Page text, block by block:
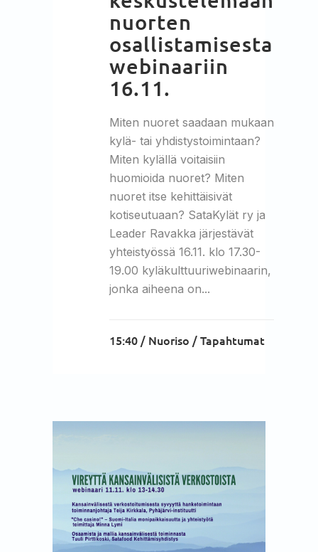
nuorten
osallistamisesta
webinaariin
16.11.
Miten nuoret saadaan mukaan
kylä- tai yhdistystoimintaan?
Miten kylällä voitaisiin
huomioida nuoret? Miten
nuoret itse kehittäisivät
kotiseutuaan? SataKylät ry ja
Leader Ravakka järjestävät
yhteistyössä 16.11. klo 17.30-
19.00 kyläkulttuuriwebinaarin,
jonka aiheena on...
15:40 / Nuoriso /Tapahtumat